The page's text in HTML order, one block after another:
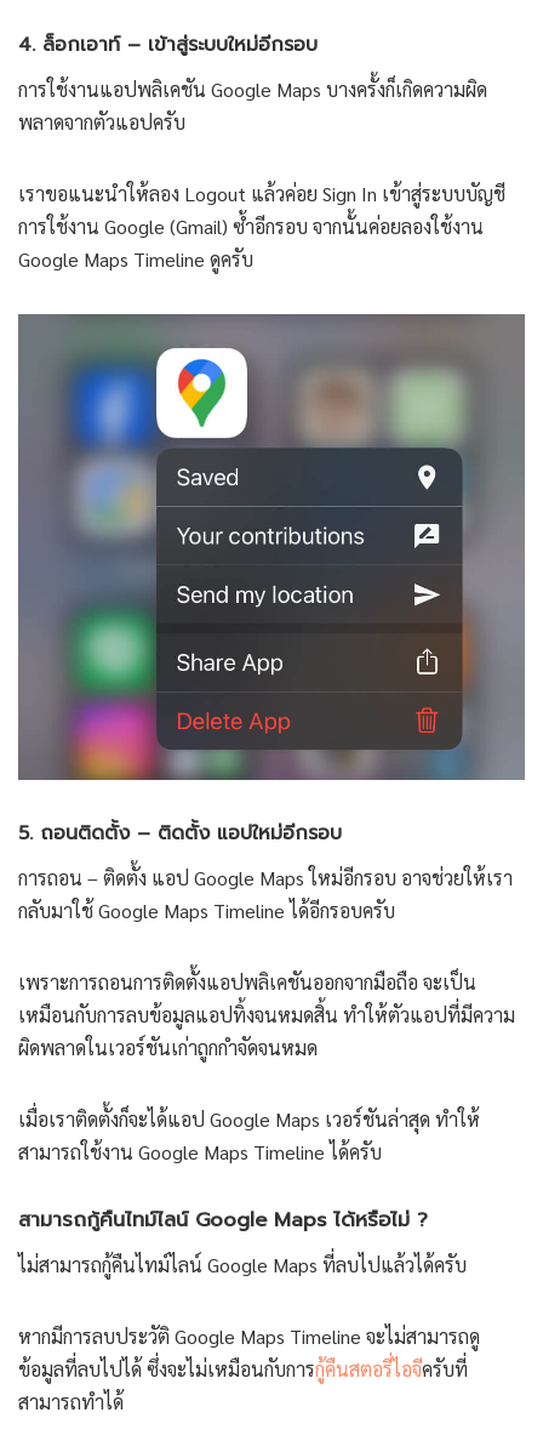
4. ล็อกเอาท์ – เข้าสู่ระบบใหม่อีกรอบ
การใช้งานแอปพลิเคชัน Google Maps บางครั้งก็เกิดความผิด
พลาดจากตัวแอปครับ
เราขอแนะนำให้ลอง Logout แล้วค่อย Sign In เข้าสู่ระบบบัญชี
การใช้งาน Google (Gmail) ซ้ำอีกรอบ จากนั้นค่อยลองใช้งาน
Google Maps Timeline ดูครับ
5. ถอนติดตั้ง – ติดตั้ง แอปใหม่อีกรอบ
การถอน – ติดตั้ง แอป Google Maps ใหม่อีกรอบ อาจช่วยให้เรา
กลับมาใช้ Google Maps Timeline ได้อีกรอบครับ
เพราะการถอนการติดตั้งแอปพลิเคชันออกจากมือถือ จะเป็น
เหมือนกับการลบข้อมูลแอปทิ้งจนหมดสิ้น ทำให้ตัวแอปที่มีความ
ผิดพลาดในเวอร์ชันเก่าถูกกำจัดจนหมด
เมื่อเราติดตั้งก็จะได้แอป Google Maps เวอร์ชันล่าสุด ทำให้
สามารถใช้งาน Google Maps Timeline ได้ครับ
สามารถกู้คืนไทม์ไลน์ Google Maps ได้หรือไม่ ?
ไม่สามารถกู้คืนไทม์ไลน์ Google Maps ที่ลบไปแล้วได้ครับ
หากมีการลบประวัติ Google Maps Timeline จะไม่สามารถดู
ข้อมูลที่ลบไปได้ ซึ่งจะไม่เหมือนกับการกู้คืนสตอรี่ไอจีครับที่
สามารถทำได้